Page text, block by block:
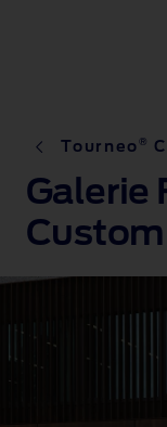
Tourneo ®
Galerie
Custom